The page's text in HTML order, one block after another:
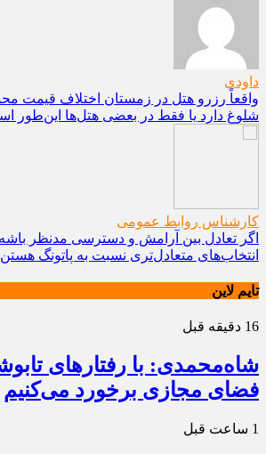
داودی
واقعاً رزرو هتل در زمستان اختلاف قیمت
شلوغ دارد یا فقط در بعضی هتل‌ها این‌طور
کارشناس روابط عمومی
اگر تعادل بین آرامش و دسترسی مدنظر
انتخاب‌های متعادل‌تری نسبت به پاتونگ
تایم لاین
16 دقیقه قبل
شاه‌محمدی: با رفتارهای
فضای مجازی برخورد می‌کنیم
1 ساعت قبل